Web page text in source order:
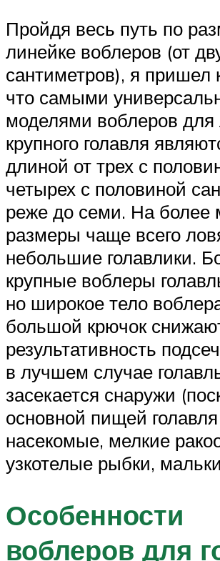
Пройдя весь путь по
линейке воблеров (от
сантиметров), я пришел
что самыми
моделями воблеров для
крупного голавля
длиной от трех с
четырех с половиной
реже до семи. На более
размеры чаще всего
небольшие голавлики.
крупные воблеры
но широкое тело
большой крючок
результативность
в лучшем случае
засекается снаружи
основной пищей
насекомые, мелкие
узкотелые рыбки,
Особенности
воблеров для